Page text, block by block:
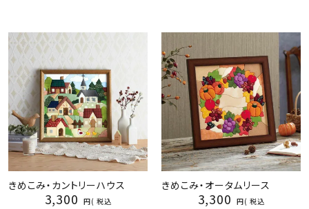
きめこみ・カントリーハウス
3,300 税込
きめこみ・オータムリース
3,300 税込